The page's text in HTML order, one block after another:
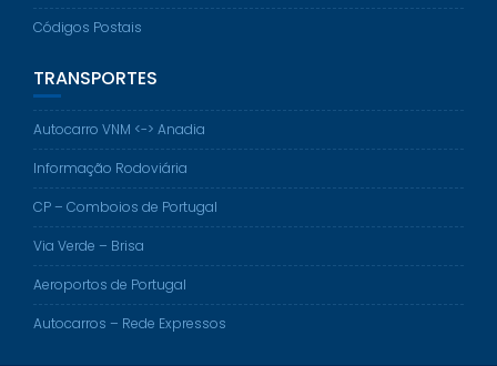
Códigos Postais
TRANSPORTES
Autocarro VNM <-> Anadia
Informação Rodoviária
CP – Comboios de Portugal
Via Verde – Brisa
Aeroportos de Portugal
Autocarros – Rede Expressos